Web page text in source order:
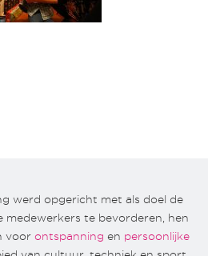
werd opgericht met als doel de
medewerkers te bevorderen, hen
voor ontspanning en persoonlijke